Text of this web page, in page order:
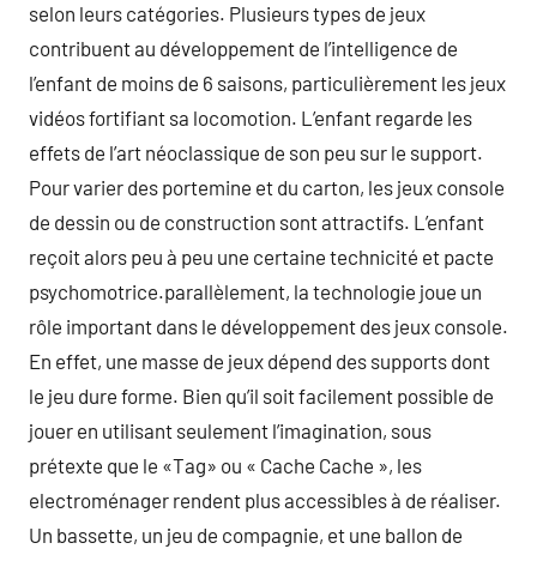
selon leurs catégories. Plusieurs types de jeux
contribuent au développement de l’intelligence de
l’enfant de moins de 6 saisons, particulièrement les jeux
vidéos fortifiant sa locomotion. L’enfant regarde les
effets de l’art néoclassique de son peu sur le support.
Pour varier des portemine et du carton, les jeux console
de dessin ou de construction sont attractifs. L’enfant
reçoit alors peu à peu une certaine technicité et pacte
psychomotrice.parallèlement, la technologie joue un
rôle important dans le développement des jeux console.
En effet, une masse de jeux dépend des supports dont
le jeu dure forme. Bien qu’il soit facilement possible de
jouer en utilisant seulement l’imagination, sous
prétexte que le «Tag» ou « Cache Cache », les
electroménager rendent plus accessibles à de réaliser.
Un bassette, un jeu de compagnie, et une ballon de